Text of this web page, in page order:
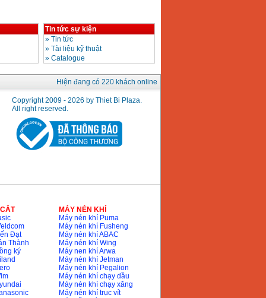
Tin tức sự kiện
» Tin tức
» Tài liệu kỹ thuật
» Catalogue
Hiện đang có 220 khách online
Copyright 2009 - 2026 by Thiet Bi Plaza.
All right reserved.
Đạt
Thành
ký
MÁY NÉN KHÍ
Máy nén khí Puma
Máy nén khí Fusheng
Máy nén khí ABAC
Máy nén khí Wing
Máy nen khí Arwa
Máy nén khí Jetman
Máy nén khí Pegalion
Máy nén khí chạy dầu
Máy nén khí chạy xăng
Máy nén khí trục vít